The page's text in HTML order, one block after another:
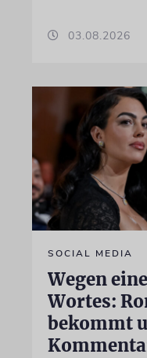
03.08.2026
SOCIAL MEDIA
Wegen
Wortes:
bekommt